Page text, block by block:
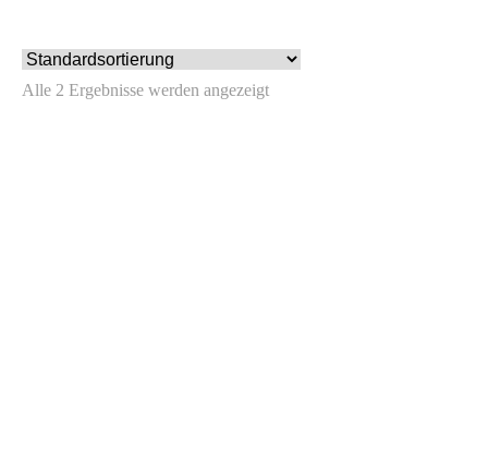
Alle 2 Ergebnisse werden angezeigt